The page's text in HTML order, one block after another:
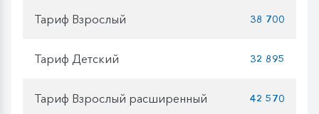
Тариф Взрослый 38 700
Тариф Детский 32 895
Тариф Взрослый расширенный 42 570